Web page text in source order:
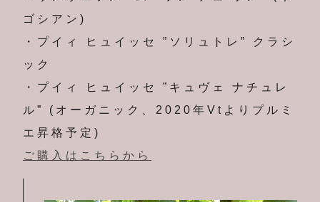
ゴシアン)
・プイィ ヒュイッセ ”ソリュトレ” クラシ
ック
・プイィ ヒュイッセ ”キュヴェ ナチュレ
ル” (オーガニック、2020年Vtよりプルミ
エ昇格予定)
ご購入はこちらから